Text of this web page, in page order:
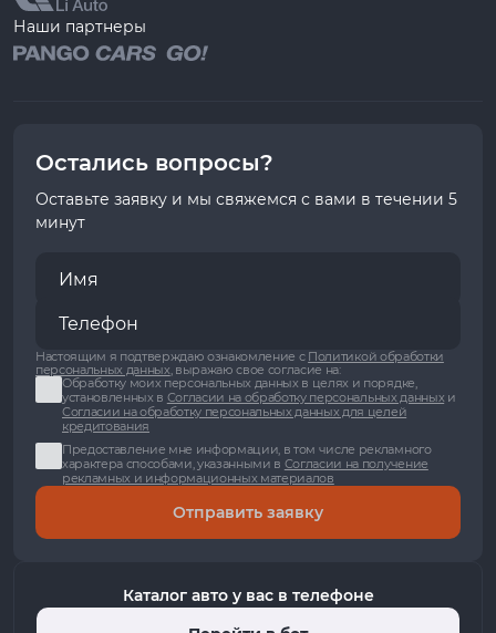
Наши партнеры
Остались вопросы?
Оставьте заявку и мы свяжемся с вами в течении 5
минут
Настоящим я подтверждаю ознакомление с Политикой обработки
персональных данных, выражаю свое согласие на:
Обработку моих персональных данных в целях и порядке,
установленных в Согласии на обработку персональных данныхи
Согласии на обработку персональных данных для целей
кредитования
Предоставление мне информации, в том числе рекламного
характера способами, указанными в Согласии на получение
рекламных и информационных материалов
Отправить заявку
Каталог авто у вас в телефоне